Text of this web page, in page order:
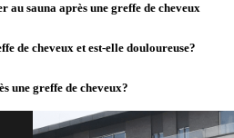
au sauna après une greffe de cheveux
de cheveux et est-elle douloureuse?
une greffe de cheveux?